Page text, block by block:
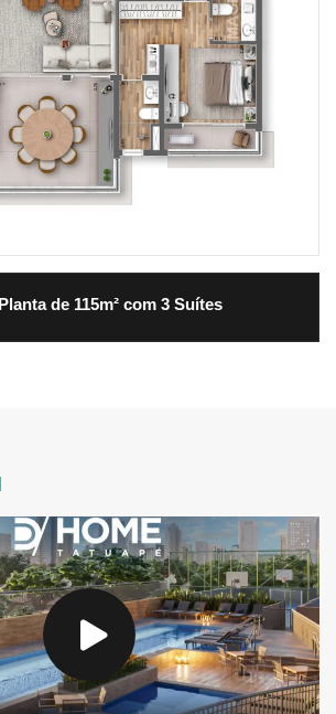
Planta de 115m² com 3 Suítes